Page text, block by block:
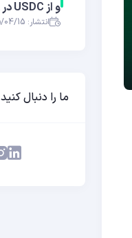
و از USDC در رتبه‌بندی پیشی گرفت
انتشار: 1405/04/15
ما را دنبال کنید